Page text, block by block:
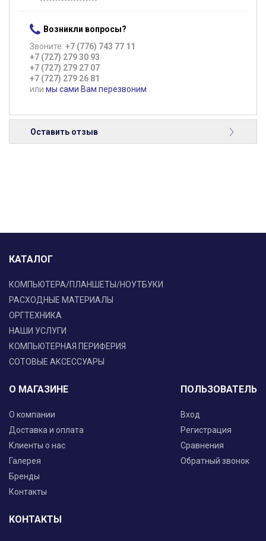
Возникли вопросы?
Звоните: +7 (776) 743 77 11
+7 (727) 279 30 93
+7 (727) 279 27 07
+7 (727) 279 26 81
или мы сами Вам перезвоним
Оставить отзыв
КАТАЛОГ
КОМПЬЮТЕРА/ПЛАНШЕТЫ/НОУТБУКИ
РАСХОДНЫЕ МАТЕРИАЛЫ
ОРГТЕХНИКА
НАШИ УСЛУГИ
КОМПЬЮТЕРНАЯ ПЕРИФЕРИЯ
СОТОВЫЕ АКСЕССУАРЫ
О МАГАЗИНЕ
О компании
Доставка и оплата
Клиенты о нас
Галерея
Бренды
Контакты
ПОЛЬЗОВАТЕЛЬ
Вход
Регистрация
Сравнения
Обратный звонок
КОНТАКТЫ